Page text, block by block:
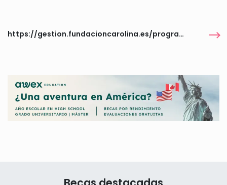
https://gestion.fundacioncarolina.es/programas/6396